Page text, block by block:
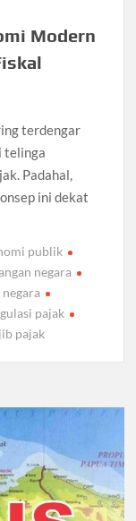
Modern
terdengar
telinga
Padahal,
ini dekat
publik
negara
negara
pajak
pajak